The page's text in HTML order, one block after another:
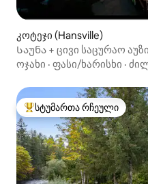
კოტეჯი (Hansville)
Საუნა + ცივი საცურაო
წითელი შუქით თერაპია
ოჯახი · ფასი/ხარისხი ·
სტუმართა რჩეული
სტუმართა რჩეული